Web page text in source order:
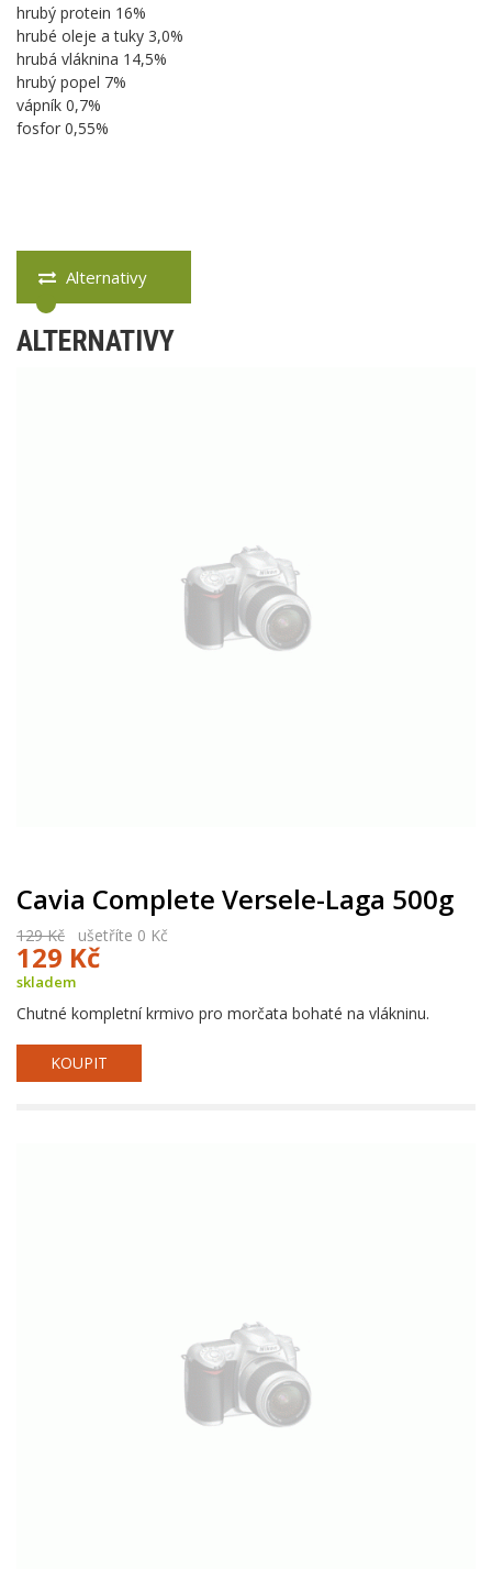
hrubý protein 16%
hrubé oleje a tuky 3,0%
hrubá vláknina 14,5%
hrubý popel 7%
vápník 0,7%
fosfor 0,55%
Alternativy
ALTERNATIVY
Cavia Complete Versele-Laga 500g
129 Kč ušetříte 0 Kč
129 Kč
skladem
Chutné kompletní krmivo pro morčata bohaté na vlákninu.
KOUPIT